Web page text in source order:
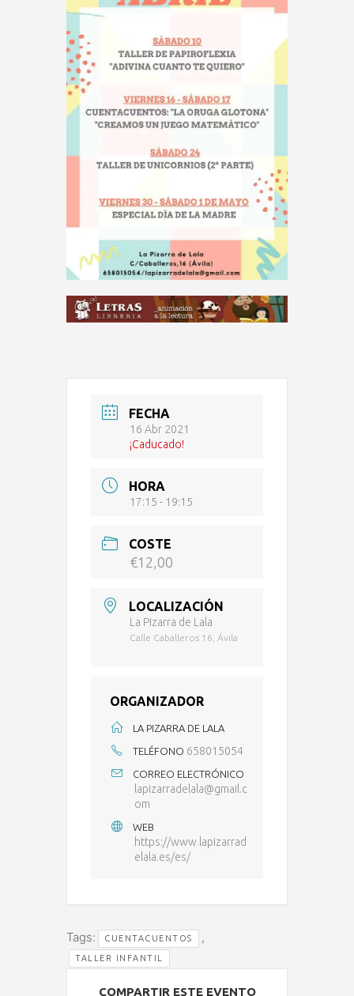
FECHA
16 Abr 2021
¡Caducado!
HORA
17:15 - 19:15
COSTE
€12,00
LOCALIZACIÓN
La Pizarra de Lala
Calle Caballeros 16, Ávila
ORGANIZADOR
LA PIZARRA DE LALA
TELÉFONO 658015054
CORREO ELECTRÓNICO
lapizarradelala@gmail.c
om
WEB
https://www.lapizarrad
elala.es/es/
Tags: CUENTACUENTOS ,
TALLER INFANTIL
COMPARTIR ESTE EVENTO